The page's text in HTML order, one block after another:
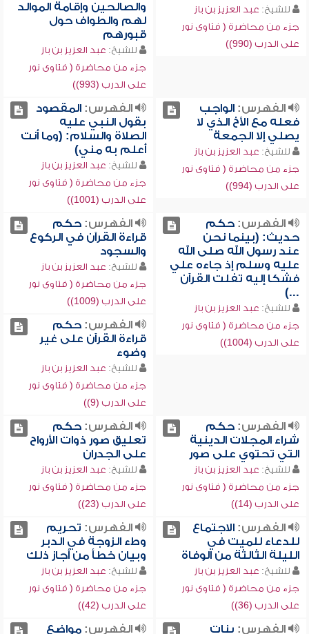
للشيخ: عبد العزيز بن باز
جزء من محاضرة ( فتاوى نور
على الدرب (990))
والصالحين وإقامة الموالد
لهم والطواف حول
قبورهم
للشيخ: عبد العزيز بن باز
جزء من محاضرة ( فتاوى نور
على الدرب (993))
الفهرس:الواجب
فعله مع الأخ الذي لا
يصلي إلا الجمعة
للشيخ: عبد العزيز بن باز
جزء من محاضرة ( فتاوى نور
على الدرب (994))
الفهرس:المقصود
بقول النبي عليه
الصلاة والسلام: (وما أنت
أعلم به مني)
للشيخ: عبد العزيز بن باز
جزء من محاضرة ( فتاوى نور
على الدرب (1001))
الفهرس:حكم
حديث: (بينما نحن
عند رسول الله صلى الله
عليه وسلم إذ جاءه علي
فشكا إليه تفلت القرآن
...)
للشيخ: عبد العزيز بن باز
جزء من محاضرة ( فتاوى نور
على الدرب (1004))
الفهرس:حكم
قراءة القرآن في الركوع
والسجود
للشيخ: عبد العزيز بن باز
جزء من محاضرة ( فتاوى نور
على الدرب (1009))
الفهرس:حكم
قراءة القرآن على غير
وضوء
للشيخ: عبد العزيز بن باز
جزء من محاضرة ( فتاوى نور
على الدرب (9))
الفهرس:حكم
شراء المجلات الدينية
التي تحتوي على صور
للشيخ: عبد العزيز بن باز
جزء من محاضرة ( فتاوى نور
على الدرب (14))
الفهرس:حكم
تعليق صور ذوات الأرواح
على الجدران
للشيخ: عبد العزيز بن باز
جزء من محاضرة ( فتاوى نور
على الدرب (23))
الفهرس:الاجتماع
للدعاء للميت في
الليلة الثالثة من الوفاة
للشيخ: عبد العزيز بن باز
جزء من محاضرة ( فتاوى نور
على الدرب (36))
الفهرس: تحريم
وطء الزوجة في الدبر
وبيان خطأ من أجاز ذلك
للشيخ: عبد العزيز بن باز
جزء من محاضرة ( فتاوى نور
على الدرب (42))
الفهرس: بنات الفهرس:مواضع